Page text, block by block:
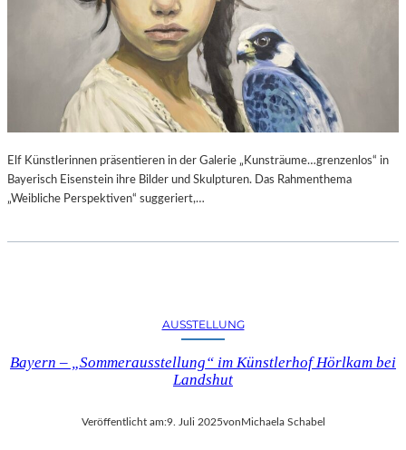
Elf Künstlerinnen präsentieren in der Galerie „Kunsträume…grenzenlos“ in
Bayerisch Eisenstein ihre Bilder und Skulpturen. Das Rahmenthema
„Weibliche Perspektiven“ suggeriert,…
AUSSTELLUNG
Bayern – „Sommerausstellung“ im Künstlerhof Hörlkam bei
Landshut
Veröffentlicht am:9. Juli 2025vonMichaela Schabel